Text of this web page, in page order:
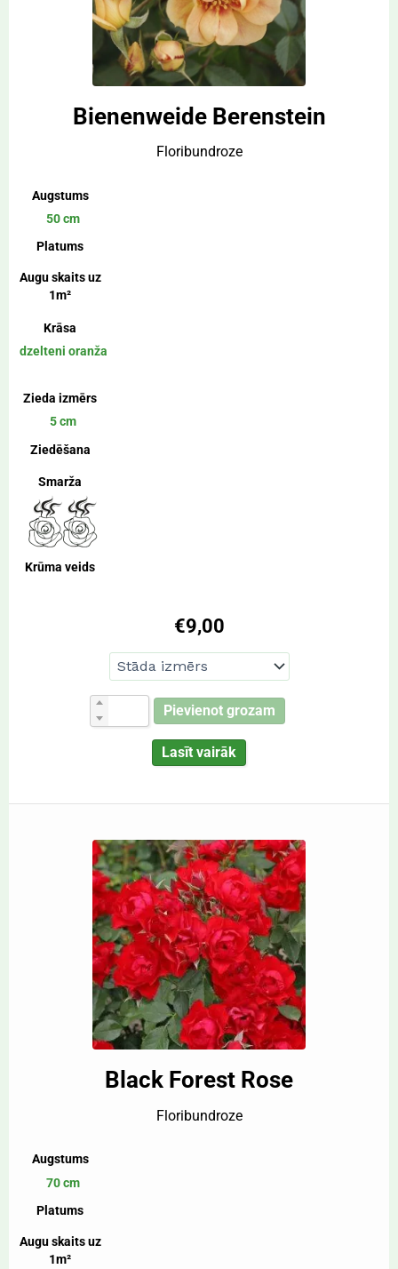
Bienenweide Berenstein
Floribundroze
Augstums
50 cm
Platums
Augu skaits uz
1m²
Krāsa
dzelteni oranža
Zieda izmērs
5 cm
Ziedēšana
Smarža
Krūma veids
€9,00
Pievienot grozam
Lasīt vairāk
Black Forest Rose
Floribundroze
Augstums
70 cm
Platums
Augu skaits uz
1m²